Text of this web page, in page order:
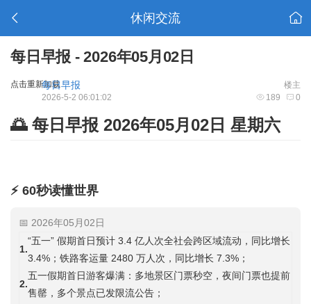
休闲交流
每日早报 - 2026年05月02日
点击重新加载 楼主
每日早报
189 0
2026-5-2 06:01:02
🌅 每日早报 2026年05月02日 星期六
⚡ 60秒读懂世界
📅 2026年05月02日
1.
“五一” 假期首日预计 3.4 亿人次全社会跨区域流动，同比增长
3.4%；铁路客运量 2480 万人次，同比增长 7.3%；
2.
五一假期首日游客爆满：多地景区门票秒空，夜间门票也提前
售罄，多个景点已发限流公告；